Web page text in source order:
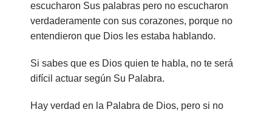
escucharon Sus palabras pero no escucharon
verdaderamente con sus corazones, porque no
entendieron que Dios les estaba hablando.
Si sabes que es Dios quien te habla, no te será
difícil actuar según Su Palabra.
Hay verdad en la Palabra de Dios, pero si no